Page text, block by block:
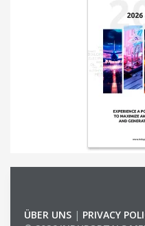
ÜBER UNS | PRIVACY